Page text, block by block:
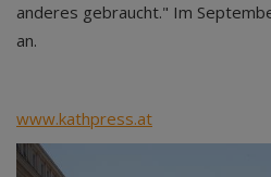
anderes gebraucht." Im
an.
www.kathpress.at